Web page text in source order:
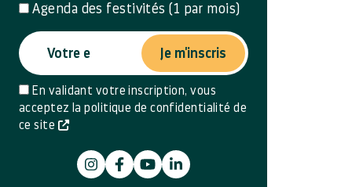
Agenda des festivités (1 par mois)
En validant votre inscription, vous
acceptez la politique de confidentialité de
ce site
Je m'inscris